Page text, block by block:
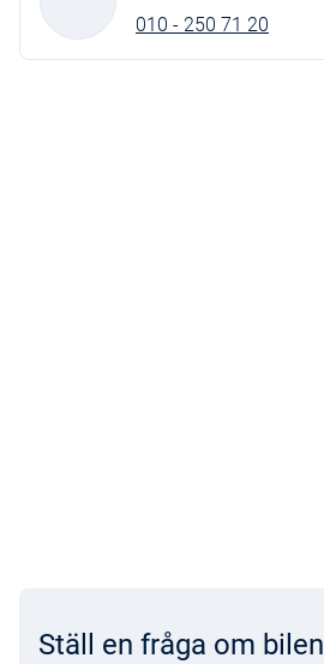
010 - 250 71 20
Ställ en fråga om bilen